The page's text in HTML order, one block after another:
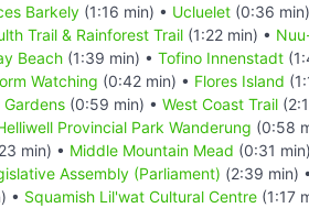
Barkely (1:16 min) • Ucluelet (0:36
Trail & Rainforest Trail (1:22 min) •
Beach (1:39 min) • Tofino Innenstadt
Watching (0:42 min) • Flores Island
(0:59 min) • West Coast Trail
Provincial Park Wanderung (0:58
min) • Middle Mountain Mead (0:31
Assembly (Parliament) (2:39 min) •
• Squamish Lil'wat Cultural Centre (1:17